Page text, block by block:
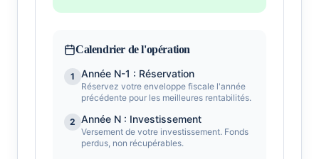
Calendrier de l'opération
1 Année N-1 : Réservation
Réservez votre enveloppe fiscale l'année
précédente pour les meilleures rentabilités.
2 Année N : Investissement
Versement de votre investissement. Fonds
perdus, non récupérables.